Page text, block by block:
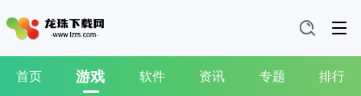
首页 游戏 软件 资讯 专题 排行